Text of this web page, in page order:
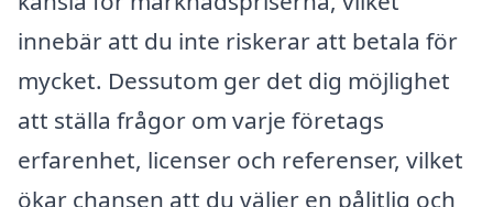
innebär att du inte riskerar att betala för
mycket. Dessutom ger det dig möjlighet
att ställa frågor om varje företags
erfarenhet, licenser och referenser, vilket
ökar chansen att du väljer en pålitlig och